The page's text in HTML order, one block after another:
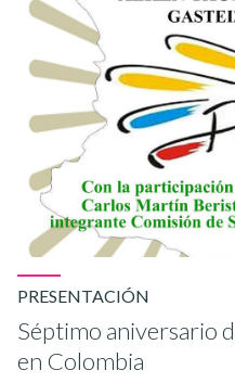
PRESENTACIÓN
Séptimo aniversario
en Colombia